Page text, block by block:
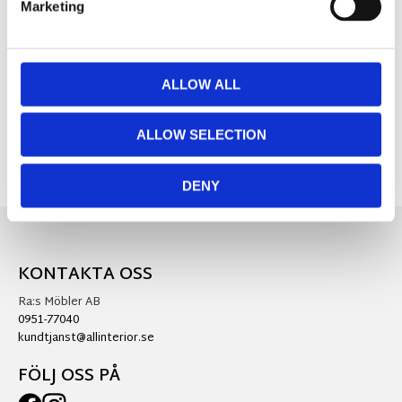
Marketing
ALLOW ALL
ALLOW SELECTION
DENY
Mått:Ø11 x H30 cm
Visa alla produkter från Strömshaga
KONTAKTA OSS
Ra:s Möbler AB
0951-77040
kundtjanst@allinterior.se
FÖLJ OSS PÅ